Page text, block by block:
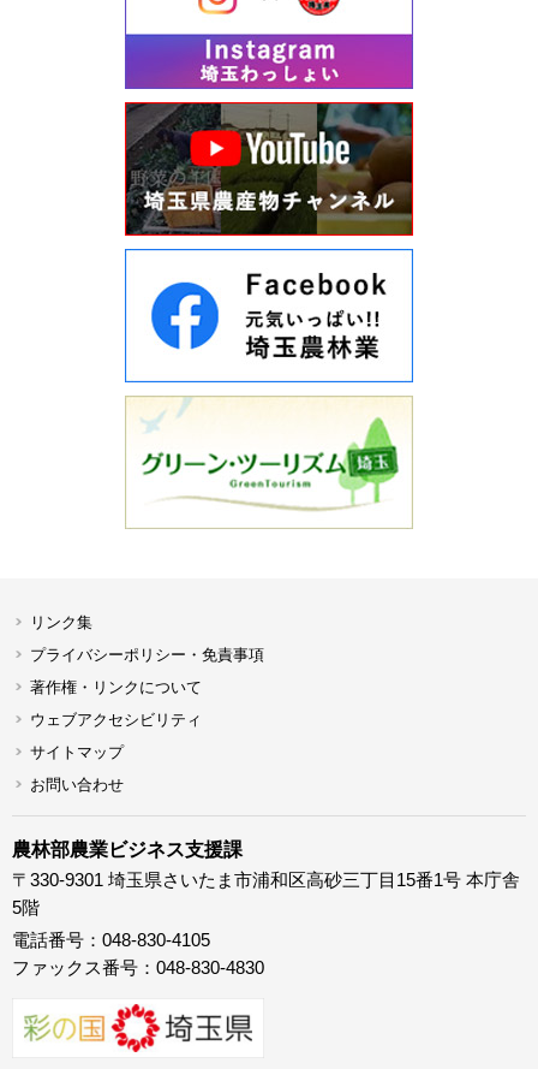
リンク集
プライバシーポリシー・免責事項
著作権・リンクについて
ウェブアクセシビリティ
サイトマップ
お問い合わせ
農林部農業ビジネス支援課
〒330-9301 埼玉県さいたま市浦和区高砂三丁目15番1号 本庁舎
5階
電話番号：048-830-4105
ファックス番号：048-830-4830